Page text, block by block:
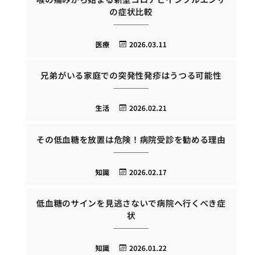
の症状比較
2026.03.11
医療
兄弟がいる家庭での突発性発疹はうつる可能性
2026.02.21
生活
その低血糖を放置は危険！病院受診を勧める理由
2026.02.17
知識
低血糖のサインを見逃さないで病院へ行くべき症
状
2026.01.22
知識